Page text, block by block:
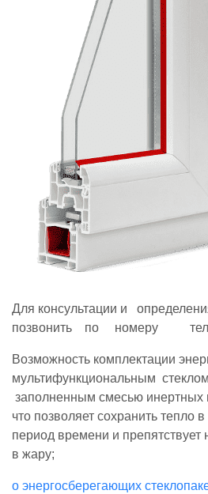
Для консультации и
позвонить по номеру тел.
Возможность комплектации
мультифункциональным
заполненным смесью инертных
что позволяет сохранить тепло
период времени и
в жару;
о энергосберегающих